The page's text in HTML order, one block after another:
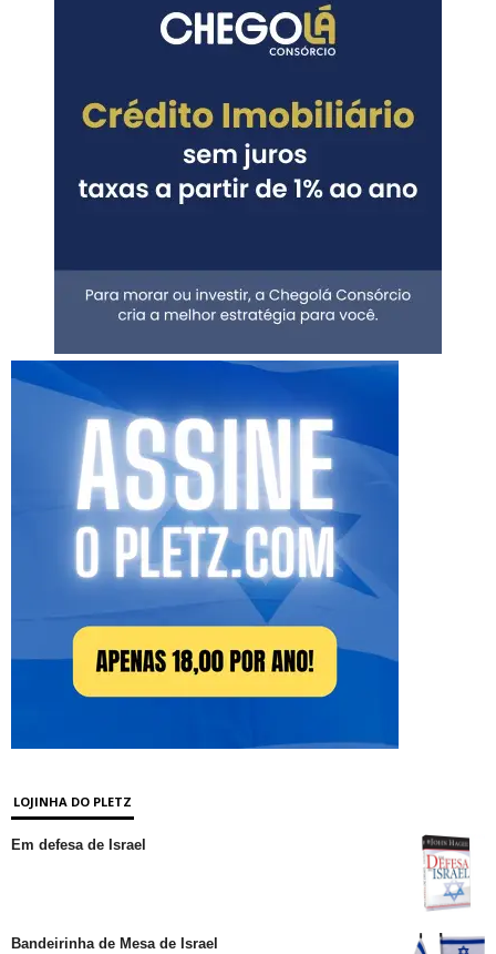
LOJINHA DO PLETZ
Em defesa de Israel
Bandeirinha de Mesa de Israel